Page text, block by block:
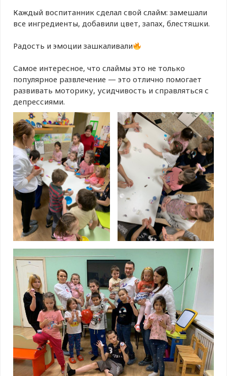
Каждый воспитанник сделал свой слайм: замешали
все ингредиенты, добавили цвет, запах, блестяшки.
Радость и эмоции зашкаливали
Самое интересное, что слаймы это не только
популярное развлечение — это отлично помогает
развивать моторику, усидчивость и справляться с
депрессиями.